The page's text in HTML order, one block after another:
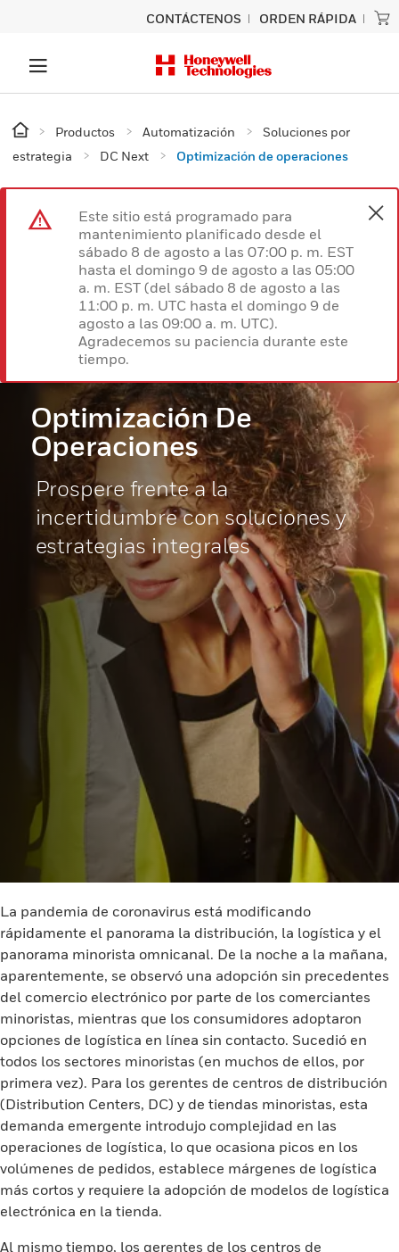
CONTÁCTENOS ORDEN RÁPIDA
Productos Automatización
Soluciones por
estrategia
DC Next Optimización de operaciones
Este sitio está programado para
mantenimiento planificado desde el
sábado 8 de agosto a las 07:00 p. m. EST
hasta el domingo 9 de agosto a las 05:00
a. m. EST (del sábado 8 de agosto a las
11:00 p. m. UTC hasta el domingo 9 de
agosto a las 09:00 a. m. UTC).
Agradecemos su paciencia durante este
tiempo.
Optimización De
Operaciones
Prospere frente a la
incertidumbre con soluciones y
estrategias integrales
La pandemia de coronavirus está modificando
rápidamente el panorama la distribución, la logística y el
panorama minorista omnicanal. De la noche a la mañana,
aparentemente, se observó una adopción sin precedentes
del comercio electrónico por parte de los comerciantes
minoristas, mientras que los consumidores adoptaron
opciones de logística en línea sin contacto. Sucedió en
todos los sectores minoristas (en muchos de ellos, por
primera vez). Para los gerentes de centros de distribución
(Distribution Centers, DC) y de tiendas minoristas, esta
demanda emergente introdujo complejidad en las
operaciones de logística, lo que ocasiona picos en los
volúmenes de pedidos, establece márgenes de logística
más cortos y requiere la adopción de modelos de logística
electrónica en la tienda.
Al mismo tiempo, los gerentes de los centros de